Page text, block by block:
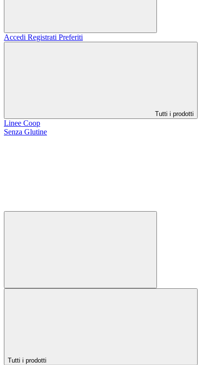
Accedi Registrati Preferiti
Tutti i prodotti
Linee Coop
Senza Glutine
Tutti i prodotti